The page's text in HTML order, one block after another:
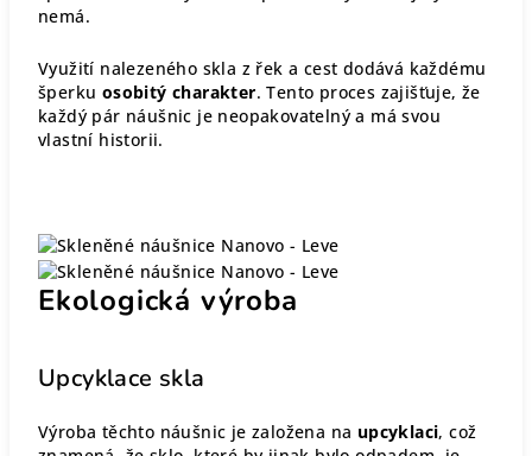
nemá.
Využití nalezeného skla z řek a cest dodává každému
šperku osobitý charakter. Tento proces zajišťuje, že
každý pár náušnic je neopakovatelný a má svou
vlastní historii.
Ekologická výroba
Upcyklace skla
Výroba těchto náušnic je založena na upcyklaci, což